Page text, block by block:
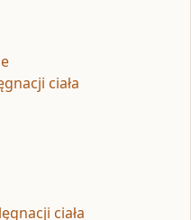
ciała
ciała